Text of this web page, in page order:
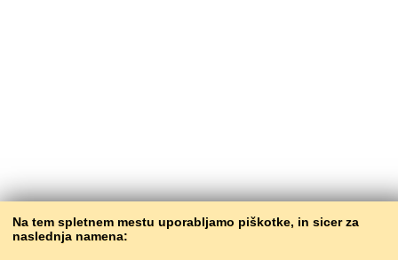
Na tem spletnem mestu uporabljamo piškotke, in sicer za
naslednja namena: